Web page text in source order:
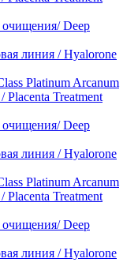
очищения/ Deep
линия / Hyalorone
Platinum Arcanum
Placenta Treatment
очищения/ Deep
линия / Hyalorone
Platinum Arcanum
Placenta Treatment
очищения/ Deep
линия / Hyalorone